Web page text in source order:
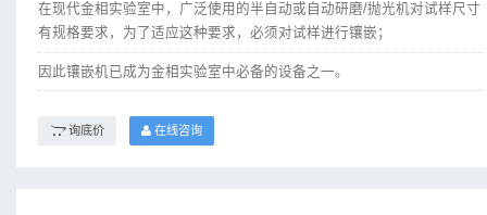
在现代金相实验室中，广泛使用的半自动或自动研磨/抛光机对试样尺寸
有规格要求，为了适应这种要求，必须对试样进行镶嵌；
因此镶嵌机已成为金相实验室中必备的设备之一。
询底价 在线咨询